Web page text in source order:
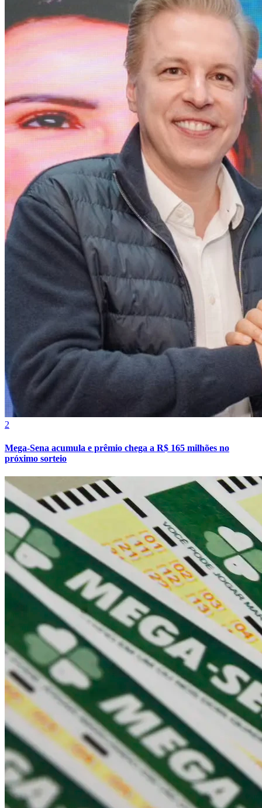
Botafogo
Grêmio
Internacional
2
Mega-Sena acumula e prêmio chega a R$ 165 milhões no
próximo sorteio